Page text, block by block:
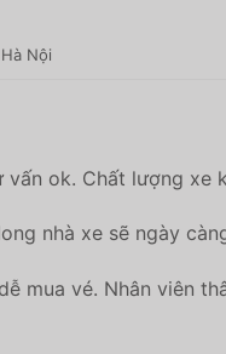
Nội
ok. Chất lượng
nhà xe sẽ ngày
mua vé. Nhân viên